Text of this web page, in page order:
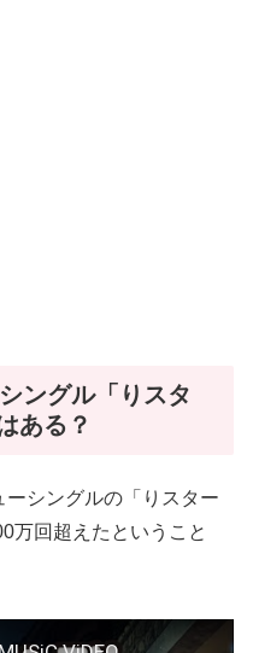
ングル「りスタ
ある？
シングルの「りスター
万回超えたということ